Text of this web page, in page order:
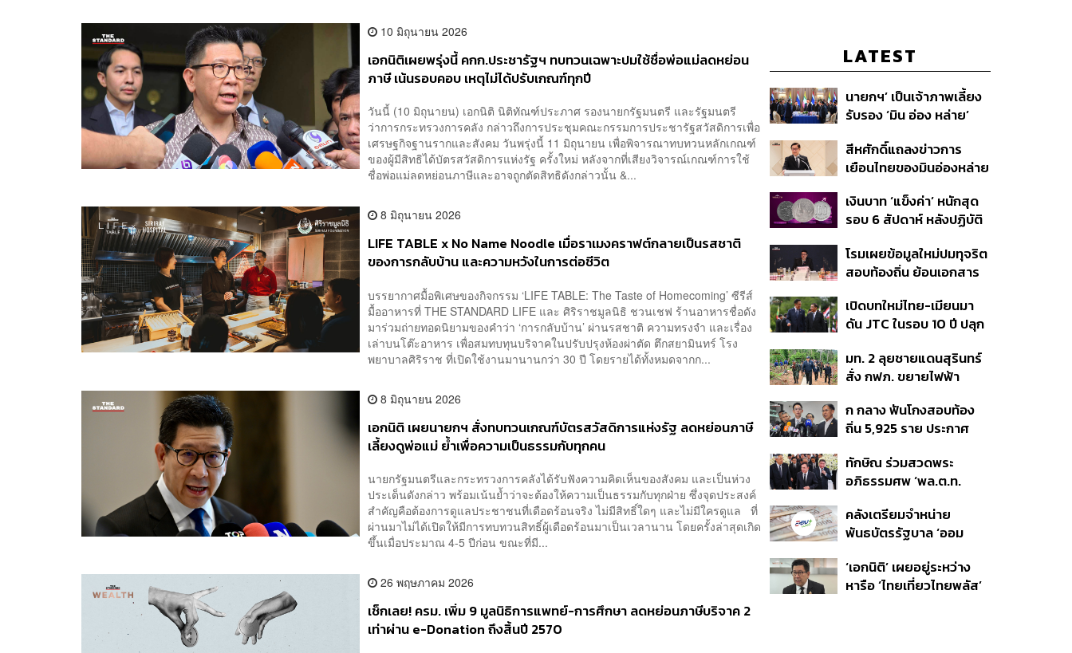
10 มิถุนายน 2026
เอกนิติเผยพรุ่งนี้ คกก.ประชารัฐฯ ทบทวนเฉพาะปมใช้ชื่อพ่อแม่ลดหย่อน
ภาษี เน้นรอบคอบ เหตุไม่ได้ปรับเกณฑ์ทุกปี
วันนี้ (10 มิถุนายน) เอกนิติ นิติทัณฑ์ประภาศ รองนายกรัฐมนตรี และรัฐมนตรี
ว่าการกระทรวงการคลัง กล่าวถึงการประชุมคณะกรรมการประชารัฐสวัสดิการเพื่อ
เศรษฐกิจฐานรากและสังคม วันพรุ่งนี้ 11 มิถุนายน เพื่อพิจารณาทบทวนหลักเกณฑ์
ของผู้มีสิทธิได้บัตรสวัสดิการแห่งรัฐ ครั้งใหม่ หลังจากที่เสียงวิจารณ์เกณฑ์การใช้
ชื่อพ่อแม่ลดหย่อนภาษีและอาจถูกตัดสิทธิดังกล่าวนั้น &...
8 มิถุนายน 2026
LIFE TABLE x No Name Noodle เมื่อราเมงคราฟต์กลายเป็นรสชาติ
ของการกลับบ้าน และความหวังในการต่อชีวิต
บรรยากาศมื้อพิเศษของกิจกรรม ‘LIFE TABLE: The Taste of Homecoming’ ซีรีส์
มื้ออาหารที่ THE STANDARD LIFE และ ศิริราชมูลนิธิ ชวนเชฟ ร้านอาหารชื่อดัง
มาร่วมถ่ายทอดนิยามของคำว่า ‘การกลับบ้าน’ ผ่านรสชาติ ความทรงจำ และเรื่อง
เล่าบนโต๊ะอาหาร เพื่อสมทบทุนบริจาคในปรับปรุงห้องผ่าตัด ตึกสยามินทร์ โรง
พยาบาลศิริราช ที่เปิดใช้งานมานานกว่า 30 ปี โดยรายได้ทั้งหมดจากก...
8 มิถุนายน 2026
เอกนิติ เผยนายกฯ สั่งทบทวนเกณฑ์บัตรสวัสดิการแห่งรัฐ ลดหย่อนภาษี
เลี้ยงดูพ่อแม่ ย้ำเพื่อความเป็นธรรมกับทุกคน
นายกรัฐมนตรีและกระทรวงการคลังได้รับฟังความคิดเห็นของสังคม และเป็นห่วง
ประเด็นดังกล่าว พร้อมเน้นย้ำว่าจะต้องให้ความเป็นธรรมกับทุกฝ่าย ซึ่งจุดประสงค์
สำคัญคือต้องการดูแลประชาชนที่เดือดร้อนจริง ไม่มีสิทธิ์ใดๆ และไม่มีใครดูแล ที่
ผ่านมาไม่ได้เปิดให้มีการทบทวนสิทธิ์ผู้เดือดร้อนมาเป็นเวลานาน โดยครั้งล่าสุดเกิด
ขึ้นเมื่อประมาณ 4-5 ปีก่อน ขณะที่มี...
26 พฤษภาคม 2026
เช็กเลย! ครม. เพิ่ม 9 มูลนิธิการแพทย์-การศึกษา ลดหย่อนภาษีบริจาค 2
เท่าผ่าน e-Donation ถึงสิ้นปี 2570
LATEST
นายกฯ’ เป็นเจ้าภาพเลี้ยง
รับรอง ‘มิน อ่อง หล่าย’
ร่วมงาน
สีหศักดิ์แถลงข่าวการ
เยือนไทยของมินอ่องหล่าย
สร้างสรรค์ ตรงไปตรงมา
ย้ำต้องการให้เมียนมากลับ
เงินบาท ‘แข็งค่า’ หนักสุด
รอบ 6 สัปดาห์ หลังปฏิบัติ
สหรัฐฯ-ญี่ปุ่น Standard
Chartered เปิดเป้าสิ้นปีนี้
ต่อดอลลาร์
โรมเผยข้อมูลใหม่ปมทุจริต
สอบท้องถิ่น ย้อนเอกสาร
อนุทิน จ่อสอบต่อเอี่ยว
ตัดตอน ม.บูรพา หรือไม่
เปิดบทใหม่ไทย-เมียนมา
ดัน JTC ในรอบ 10 ปี ปลุก
ชายแดน ท่าเรือน้ำลึก
ทวาย
มท. 2 ลุยชายแดนสุรินทร์
สั่ง กฟภ. ขยายไฟฟ้า
350’ เสริมความมั่นคง
ชายแดน
ก กลาง ฟันโกงสอบท้อง
ถิ่น 5,925 ราย ประกาศ
ราย รอ ป.ป.ช. ขีดเส้นแล้ว
เสร็จ 31 ส.ค.
ทักษิณ ร่วมสวดพระ
อภิธรรมศพ ‘พล.ต.ท.
สิน’ สิริอายุ 103 ปี แกนนำ
เพื่อไทย-บุคคลหลาก
คลังเตรียมจำหน่าย
พันธบัตรรัฐบาล ‘ออม
ก.ย.นี้ อาจเพิ่มสัดส่วนการ
ขายแบบ Small Lot First
‘เอกนิติ’ เผยอยู่ระหว่าง
หารือ ‘ไทยเที่ยวไทยพลัส’